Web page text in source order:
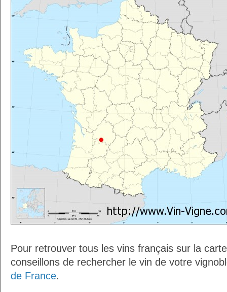
Pour retrouver tous les vins français sur la
conseillons de rechercher le vin de votre
de France.